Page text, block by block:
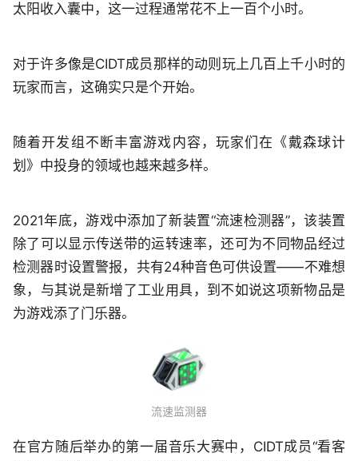
太阳收入囊中，这一过程通常花不上一百个小时。
对于许多像是CIDT成员那样的动则玩上几百上千小时的
玩家而言，这确实只是个开始。
随着开发组不断丰富游戏内容，玩家们在《戴森球计
划》中投身的领域也越来越多样。
2021年底，游戏中添加了新装置“流速检测器”，该装置
除了可以显示传送带的运转速率，还可为不同物品经过
检测器时设置警报，共有24种音色可供设置——不难想
象，与其说是新增了工业用具，到不如说这项新物品是
为游戏添了门乐器。
流速监测器
在官方随后举办的第一届音乐大赛中，CIDT成员“看客